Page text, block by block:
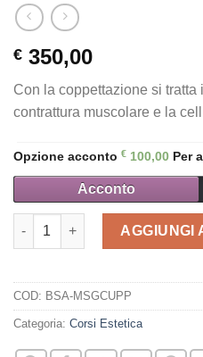
€ 350,00
Con la coppettazione si
contrattura muscolare e la
Opzione acconto € 100,00 Per
Acconto
Corso “Cupping Massage”
AGGIUNGI
COD: BSA-MSGCUPP
Categoria: Corsi Estetica